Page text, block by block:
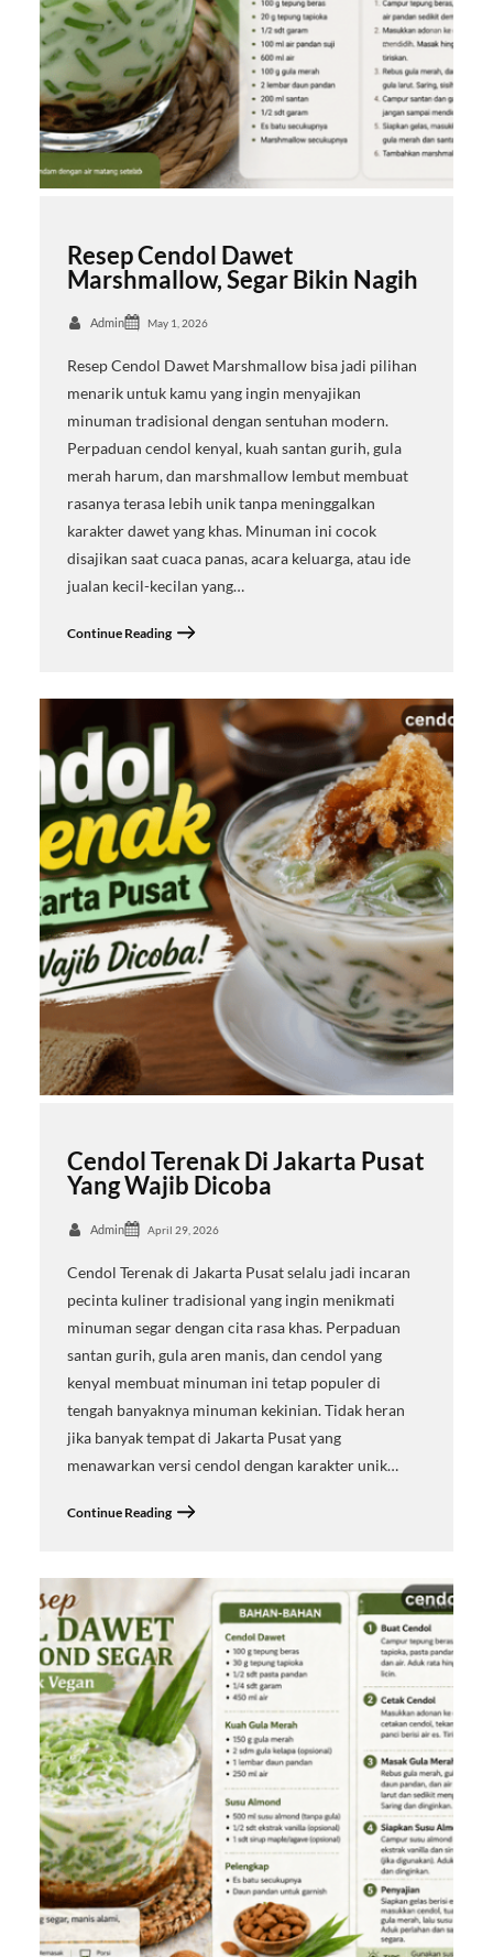
Resep Cendol Dawet
Marshmallow, Segar Bikin Nagih
Admin May 1, 2026
Resep Cendol Dawet Marshmallow bisa jadi pilihan
menarik untuk kamu yang ingin menyajikan
minuman tradisional dengan sentuhan modern.
Perpaduan cendol kenyal, kuah santan gurih, gula
merah harum, dan marshmallow lembut membuat
rasanya terasa lebih unik tanpa meninggalkan
karakter dawet yang khas. Minuman ini cocok
disajikan saat cuaca panas, acara keluarga, atau ide
jualan kecil-kecilan yang…
Continue Reading
Cendol Terenak Di Jakarta Pusat
Yang Wajib Dicoba
Admin April 29, 2026
Cendol Terenak di Jakarta Pusat selalu jadi incaran
pecinta kuliner tradisional yang ingin menikmati
minuman segar dengan cita rasa khas. Perpaduan
santan gurih, gula aren manis, dan cendol yang
kenyal membuat minuman ini tetap populer di
tengah banyaknya minuman kekinian. Tidak heran
jika banyak tempat di Jakarta Pusat yang
menawarkan versi cendol dengan karakter unik…
Continue Reading